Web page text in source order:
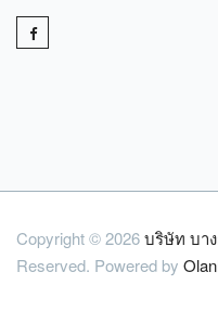
Copyright © 2026บริษัท บา
Reserved. Powered by